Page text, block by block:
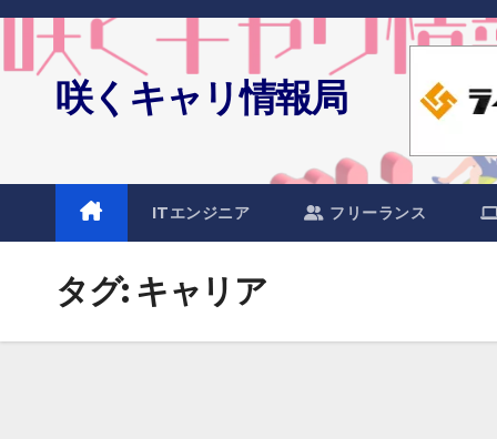
Skip
content咲くキャリ情報局
ITエンジニア フリーランス
タグ: キャリア